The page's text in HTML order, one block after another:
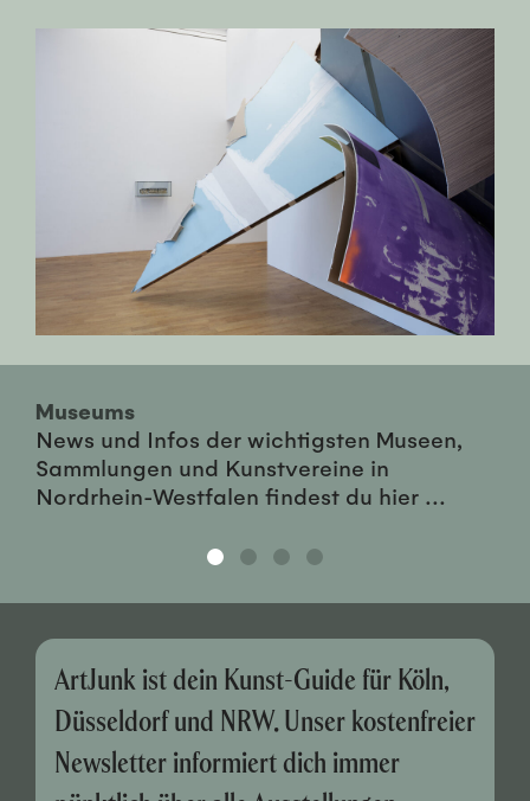
Museums
News und Infos der wichtigsten Museen,
Sammlungen und Kunstvereine in
Nordrhein-Westfalen findest du hier ...
ArtJunk ist dein Kunst-Guide für Köln,
Düsseldorf und NRW. Unser kostenfreier
Newsletter informiert dich immer